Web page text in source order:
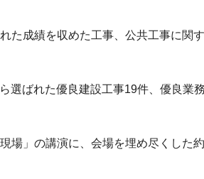
た成績を収めた工事、公共工事に関
選ばれた優良建設工事19件、優良業
場」の講演に、会場を埋め尽くした